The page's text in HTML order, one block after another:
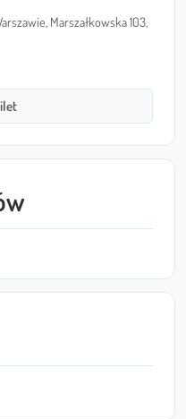
Marszałkowska 103,